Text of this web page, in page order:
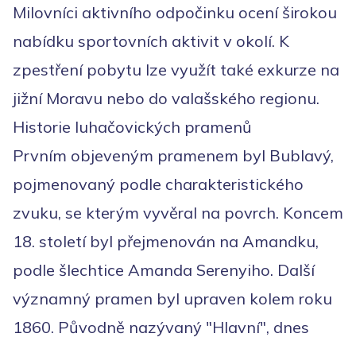
Milovníci aktivního odpočinku ocení širokou
nabídku sportovních aktivit v okolí. K
zpestření pobytu lze využít také exkurze na
jižní Moravu nebo do valašského regionu.
Historie luhačovických pramenů
Prvním objeveným pramenem byl Bublavý,
pojmenovaný podle charakteristického
zvuku, se kterým vyvěral na povrch. Koncem
18. století byl přejmenován na Amandku,
podle šlechtice Amanda Serenyiho. Další
významný pramen byl upraven kolem roku
1860. Původně nazývaný "Hlavní", dnes